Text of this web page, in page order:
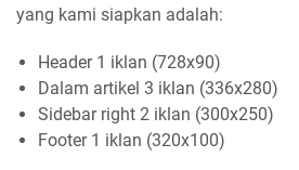
yang kami siapkan adalah:
Header 1 iklan (728x90)
Dalam artikel 3 iklan (336x280)
Sidebar right 2 iklan (300x250)
Footer 1 iklan (320x100)